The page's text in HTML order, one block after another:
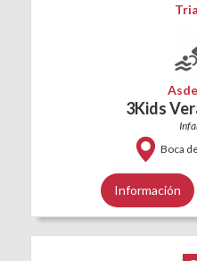
3Kids
Boca
Información